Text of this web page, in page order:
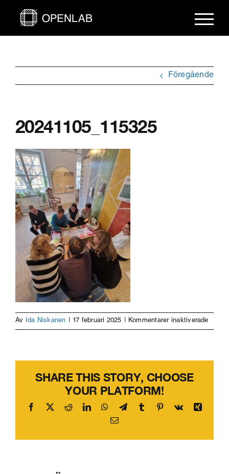
Föregående
20241105_115325
Av Ida Niskanen | 17 februari 2025 | Kommentarer inaktiveradeför
SHARE THIS STORY, CHOOSE
YOUR PLATFORM!
Facebook
X RedditLinkedInWhatsApp
TelegramTumblr Pinterest
Vk
Xing
E-